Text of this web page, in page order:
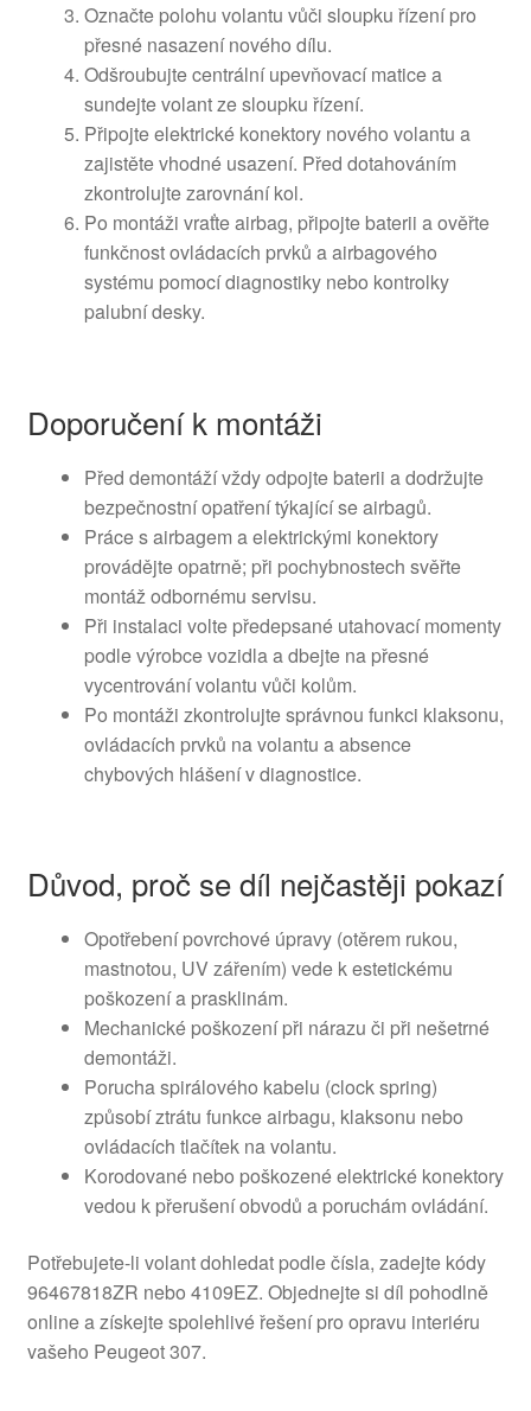
Označte polohu volantu vůči sloupku řízení pro
přesné nasazení nového dílu.
Odšroubujte centrální upevňovací matice a
sundejte volant ze sloupku řízení.
Připojte elektrické konektory nového volantu a
zajistěte vhodné usazení. Před dotahováním
zkontrolujte zarovnání kol.
Po montáži vraťte airbag, připojte baterii a ověřte
funkčnost ovládacích prvků a airbagového
systému pomocí diagnostiky nebo kontrolky
palubní desky.
Doporučení k montáži
Před demontáží vždy odpojte baterii a dodržujte
bezpečnostní opatření týkající se airbagů.
Práce s airbagem a elektrickými konektory
provádějte opatrně; při pochybnostech svěřte
montáž odbornému servisu.
Při instalaci volte předepsané utahovací momenty
podle výrobce vozidla a dbejte na přesné
vycentrování volantu vůči kolům.
Po montáži zkontrolujte správnou funkci klaksonu,
ovládacích prvků na volantu a absence
chybových hlášení v diagnostice.
Důvod, proč se díl nejčastěji pokazí
Opotřebení povrchové úpravy (otěrem rukou,
mastnotou, UV zářením) vede k estetickému
poškození a prasklinám.
Mechanické poškození při nárazu či při nešetrné
demontáži.
Porucha spirálového kabelu (clock spring)
způsobí ztrátu funkce airbagu, klaksonu nebo
ovládacích tlačítek na volantu.
Korodované nebo poškozené elektrické konektory
vedou k přerušení obvodů a poruchám ovládání.
Potřebujete-li volant dohledat podle čísla, zadejte kódy
96467818ZR nebo 4109EZ. Objednejte si díl pohodlně
online a získejte spolehlivé řešení pro opravu interiéru
vašeho Peugeot 307.